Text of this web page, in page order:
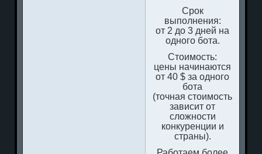
Срок
выполнения:
от 2 до 3 дней на
одного бота.
Стоимость:
цены начинаются
от 40 $ за одного
бота
(точная стоимость
зависит от
сложности
конкуренции и
страны).